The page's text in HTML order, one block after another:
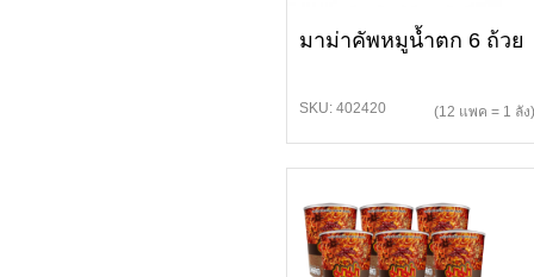
มาม่าคัพหมูน้ำตก 6 ถ้วย
SKU: 402420 (12 แพค = 1 ลัง)